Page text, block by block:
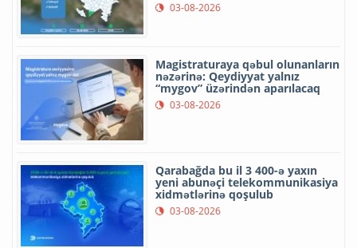
03-08-2026
Magistraturaya qəbul olunanların
nəzərinə: Qeydiyyat yalnız
“mygov” üzərindən aparılacaq
03-08-2026
Qarabağda bu il 3 400-ə yaxın
yeni abunəçi telekommunikasiya
xidmətlərinə qoşulub
03-08-2026